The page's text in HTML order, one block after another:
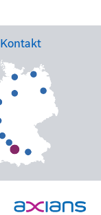
Kontakt